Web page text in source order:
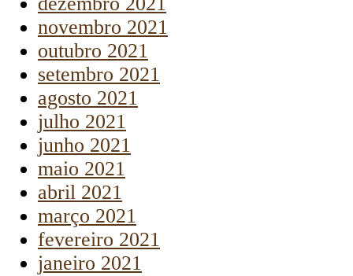
novembro 2021
outubro 2021
setembro 2021
agosto 2021
julho 2021
junho 2021
maio 2021
abril 2021
março 2021
fevereiro 2021
janeiro 2021